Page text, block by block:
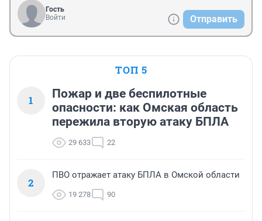
Гость
Войти
Отправить
ТОП 5
1
Пожар и две беспилотные
опасности: как Омская область
пережила вторую атаку БПЛА
29 633 22
2
ПВО отражает атаку БПЛА в Омской области
19 278 90